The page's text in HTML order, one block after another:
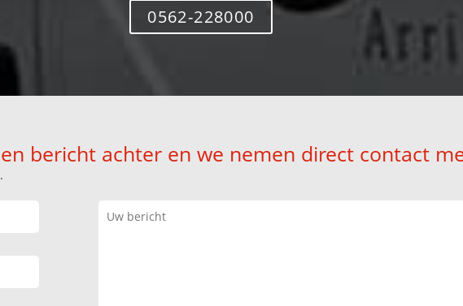
0562-228000
bericht achter en we nemen direct contact